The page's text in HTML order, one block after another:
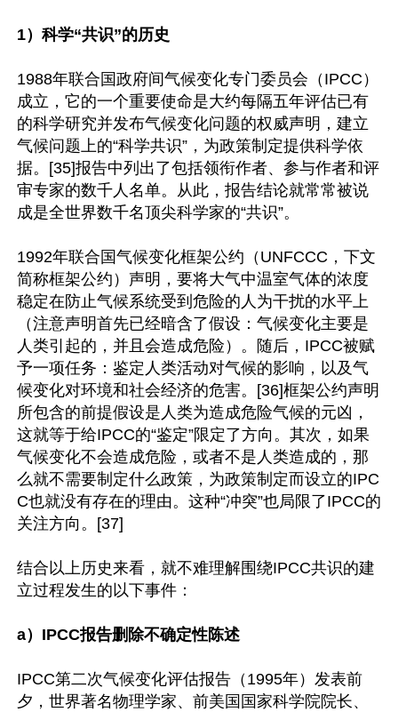
1）科学“共识”的历史
1988年联合国政府间气候变化专门委员会（IPCC）
成立，它的一个重要使命是大约每隔五年评估已有
的科学研究并发布气候变化问题的权威声明，建立
气候问题上的“科学共识”，为政策制定提供科学依
据。[35]报告中列出了包括领衔作者、参与作者和评
审专家的数千人名单。从此，报告结论就常常被说
成是全世界数千名顶尖科学家的“共识”。
1992年联合国气候变化框架公约（UNFCCC，下文
简称框架公约）声明，要将大气中温室气体的浓度
稳定在防止气候系统受到危险的人为干扰的水平上
（注意声明首先已经暗含了假设：气候变化主要是
人类引起的，并且会造成危险）。随后，IPCC被赋
予一项任务：鉴定人类活动对气候的影响，以及气
候变化对环境和社会经济的危害。[36]框架公约声明
所包含的前提假设是人类为造成危险气候的元凶，
这就等于给IPCC的“鉴定”限定了方向。其次，如果
气候变化不会造成危险，或者不是人类造成的，那
么就不需要制定什么政策，为政策制定而设立的IPC
C也就没有存在的理由。这种“冲突”也局限了IPCC的
关注方向。[37]
结合以上历史来看，就不难理解围绕IPCC共识的建
立过程发生的以下事件：
a）IPCC报告删除不确定性陈述
IPCC第二次气候变化评估报告（1995年）发表前
夕，世界著名物理学家、前美国国家科学院院长、